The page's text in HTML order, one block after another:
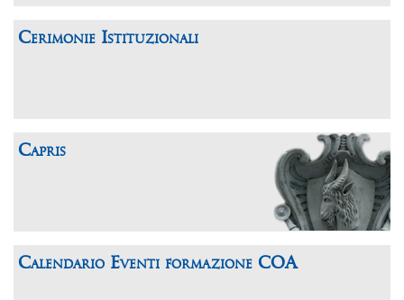
Cerimonie Istituzionali
Capris
Calendario Eventi formazione COA